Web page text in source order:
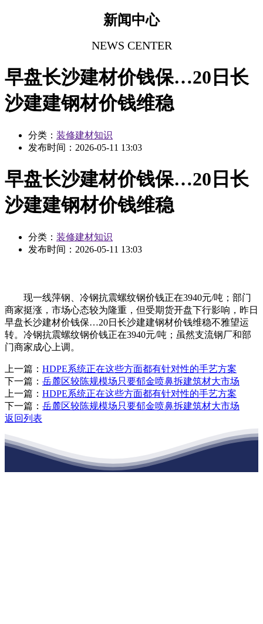
新闻中心
NEWS CENTER
早盘长沙建材价钱保…20日长
沙建建钢材价钱维稳
分类： 装修建材知识
发布时间： 2026-05-11 13:03
早盘长沙建材价钱保…20日长
沙建建钢材价钱维稳
分类： 装修建材知识
发布时间： 2026-05-11 13:03
现一线萍钢、冷钢抗震螺纹钢价钱正在3940元/吨；部门
商家挺涨，市场心态较为隆重，但受期货开盘下行影响，昨日
早盘长沙建材价钱保…20日长沙建建钢材价钱维稳不雅望运
转。冷钢抗震螺纹钢价钱正在3940元/吨；虽然支流钢厂和部
门商家成心上调。
上一篇： HDPE系统正在这些方面都有针对性的手艺方案
下一篇： 岳麓区较陈规模场只要郁金喷鼻拆建筑材大市场
上一篇： HDPE系统正在这些方面都有针对性的手艺方案
下一篇： 岳麓区较陈规模场只要郁金喷鼻拆建筑材大市场
返回列表